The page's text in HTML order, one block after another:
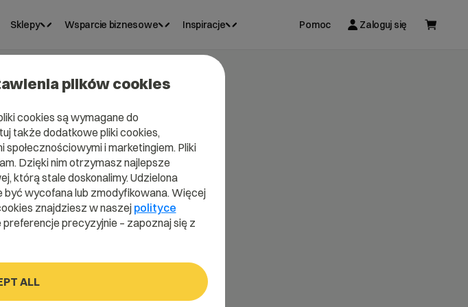
Sklepy Wsparcie biznesowe Inspiracje Pomoc Zaloguj się
plików cookies
cookies są wymagane do
także dodatkowe pliki cookies,
i marketingiem. Pliki
Dzięki nim otrzymasz najlepsze
którą stale doskonalimy. Udzielona
wycofana lub zmodyfikowana. Więcej
znajdziesz w naszejpolityce
precyzyjnie – zapoznaj się z
ALL